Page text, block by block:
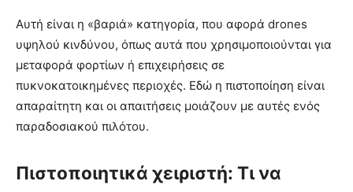
Αυτή είναι η «βαριά» κατηγορία, που αφορά drones
υψηλού κινδύνου, όπως αυτά που χρησιμοποιούνται για
μεταφορά φορτίων ή επιχειρήσεις σε
πυκνοκατοικημένες περιοχές. Εδώ η πιστοποίηση είναι
απαραίτητη και οι απαιτήσεις μοιάζουν με αυτές ενός
παραδοσιακού πιλότου.
Πιστοποιητικά χειριστή: Τι να